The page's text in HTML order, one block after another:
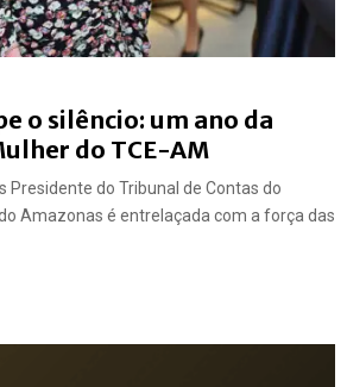
o silêncio: um ano da
do TCE-AM
Presidente do Tribunal de Contas do
Amazonas é entrelaçada com a força das